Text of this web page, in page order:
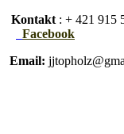
Kontakt : + 421 915
Facebook
Email: